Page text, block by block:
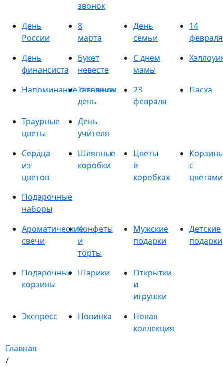
звонок
День
России
8
марта
День
семьи
14
февраля
День
финансиста
Букет
невесте
С днем
мамы
Напоминание о важном
Татьянин
день
23
февраля
Пасха
Траурные
цветы
День
учителя
Сердца
из
цветов
Шляпные
коробки
Цветы
в
коробках
с
цветами
Подарочные
наборы
Ароматические
свечи
Конфеты
и
торты
Мужские
подарки
Детские
подарки
Подарочные
корзины
Шарики
Открытки
и
игрушки
Экспресс
Новинка
Новая
коллекция
Главная
/